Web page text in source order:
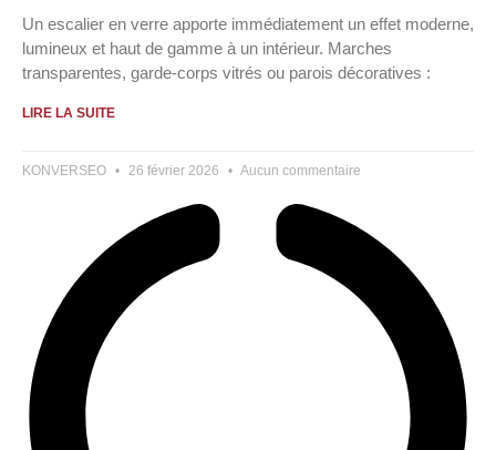
Un escalier en verre apporte immédiatement un effet moderne,
lumineux et haut de gamme à un intérieur. Marches
transparentes, garde-corps vitrés ou parois décoratives :
LIRE LA SUITE
KONVERSEO 26 février 2026 Aucun commentaire